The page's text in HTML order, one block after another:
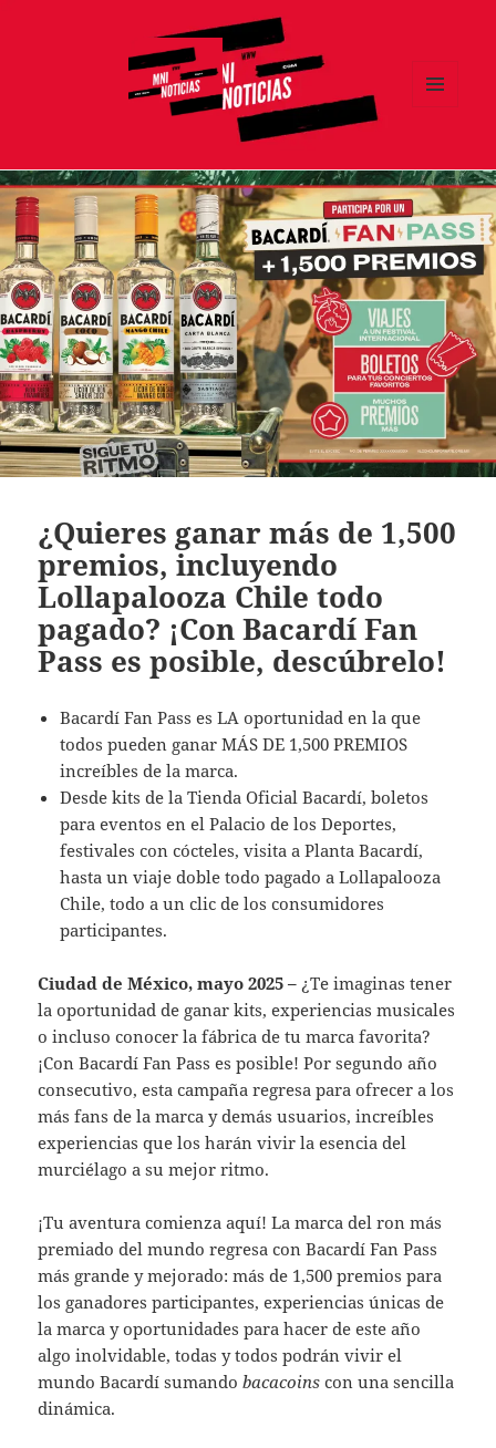
¿Quieres ganar más de 1,500
premios, incluyendo
Lollapalooza Chile todo
pagado? ¡Con Bacardí Fan
Pass es posible, descúbrelo!
Bacardí Fan Pass es LA oportunidad en la que
todos pueden ganar MÁS DE 1,500 PREMIOS
increíbles de la marca.
Desde kits de la Tienda Oficial Bacardí, boletos
para eventos en el Palacio de los Deportes,
festivales con cócteles, visita a Planta Bacardí,
hasta un viaje doble todo pagado a Lollapalooza
Chile, todo a un clic de los consumidores
participantes.
Ciudad de México, mayo 2025 – ¿Te imaginas tener
la oportunidad de ganar kits, experiencias musicales
o incluso conocer la fábrica de tu marca favorita?
¡Con Bacardí Fan Pass es posible! Por segundo año
consecutivo, esta campaña regresa para ofrecer a los
más fans de la marca y demás usuarios, increíbles
experiencias que los harán vivir la esencia del
murciélago a su mejor ritmo.
¡Tu aventura comienza aquí! La marca del ron más
premiado del mundo regresa con Bacardí Fan Pass
más grande y mejorado: más de 1,500 premios para
los ganadores participantes, experiencias únicas de
la marca y oportunidades para hacer de este año
algo inolvidable, todas y todos podrán vivir el
mundo Bacardí sumandobacacoins con una sencilla
dinámica.